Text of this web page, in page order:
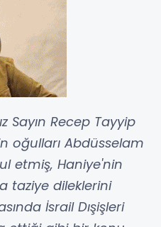
Sayın Recep Tayyip
oğulları Abdüsselam
etmiş, Haniye'nin
taziye dileklerini
İsrail Dışişleri